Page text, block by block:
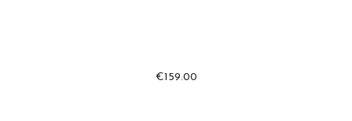
€159.00